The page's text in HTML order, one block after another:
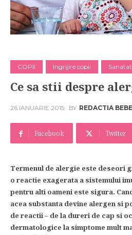
COPII Ingrijire copii
Ce sa stii despre
26 IANUARIE 2015 BY REDACTIA
Facebook Twitter
Termenul de alergie este deseori
o reactie exagerata a sistemului
pentru alti oameni este sigura.
acea substanta devine alergen si
de reactii – de la dureri de cap si
dermatologice la simptome mult